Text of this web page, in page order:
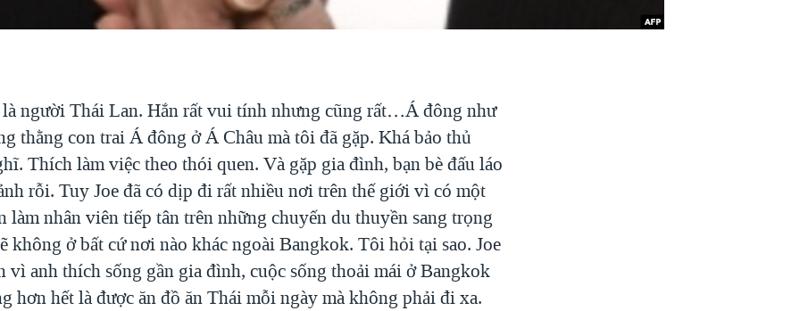
là người Thái Lan. Hắn rất vui tính nhưng cũng rất…Á đông như
thằng con trai Á đông ở Á Châu mà tôi đã gặp. Khá bảo thủ
Thích làm việc theo thói quen. Và gặp gia đình, bạn bè đấu láo
rỗi. Tuy Joe đã có dịp đi rất nhiều nơi trên thế giới vì có một
làm nhân viên tiếp tân trên những chuyến du thuyền sang trọng
không ở bất cứ nơi nào khác ngoài Bangkok. Tôi hỏi tại sao. Joe
vì anh thích sống gần gia đình, cuộc sống thoải mái ở Bangkok
hơn hết là được ăn đồ ăn Thái mỗi ngày mà không phải đi xa.